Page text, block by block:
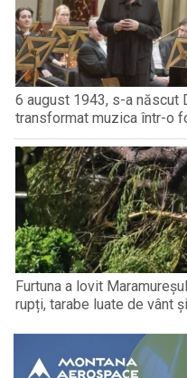
6 august 1943, s-a născut
transformat muzica într-o
Furtuna a lovit
rupți, tarabe luate de vânt